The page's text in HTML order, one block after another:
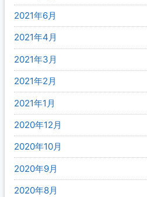
2021年6月
2021年4月
2021年3月
2021年2月
2021年1月
2020年12月
2020年10月
2020年9月
2020年8月